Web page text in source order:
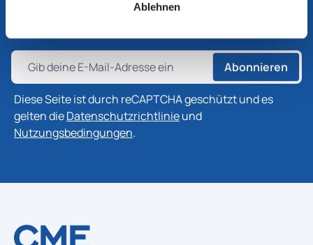
Ablehnen
Informationen zu Produkten, Technologien und
Abonnieren
Diese Seite ist durch reCAPTCHA geschützt und es
gelten dieDatenschutzrichtlinieund
Nutzungsbedingungen.